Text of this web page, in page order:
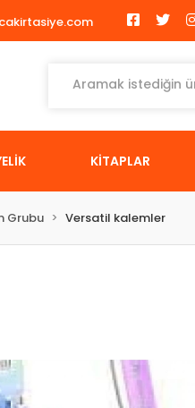
KİTAPLAR
Grubu Versatil kalemler